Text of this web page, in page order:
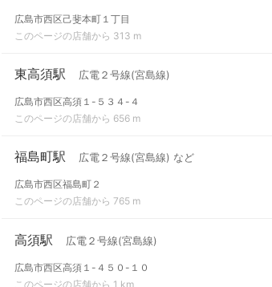
広島市西区己斐本町１丁目
このページの店舗から 313 m
東高須駅 広電２号線(宮島線)
広島市西区高須１-５３４-４
このページの店舗から 656 m
福島町駅 広電２号線(宮島線) など
広島市西区福島町２
このページの店舗から 765 m
高須駅 広電２号線(宮島線)
広島市西区高須１-４５０-１０
このページの店舗から 1 km